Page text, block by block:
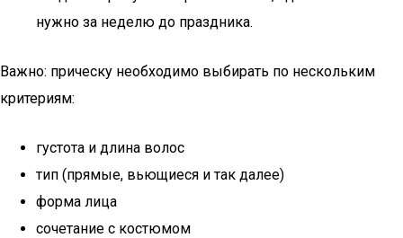
нужно за неделю до праздника.
Важно: прическу необходимо выбирать по нескольким
критериям:
густота и длина волос
тип (прямые, вьющиеся и так далее)
форма лица
сочетание с костюмом